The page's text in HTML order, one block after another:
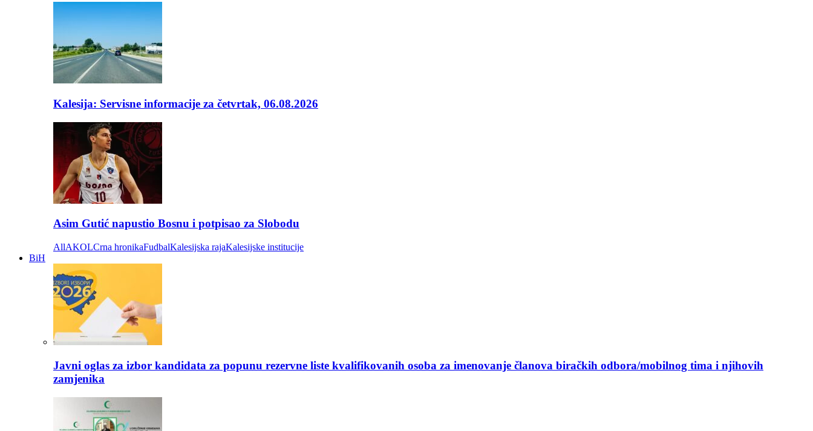
Kalesija: Servisne informacije za četvrtak, 06.08.2026
Asim Gutić napustio Bosnu i potpisao za Slobodu
AllAKOLCrna hronikaFudbalKalesijska rajaKalesijske institucije
BiH
Javni oglas za izbor kandidata za popunu rezervne liste kvalifikovanih osoba za imenovanje članova biračkih odbora/mobilnog tima i njihovih
zamjenika